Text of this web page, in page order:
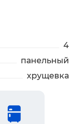
4
панельный
хрущевка